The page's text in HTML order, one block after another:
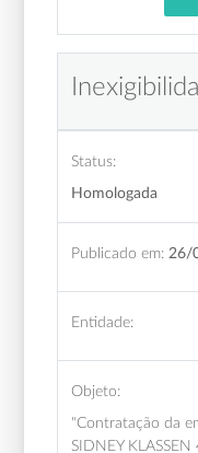
Status:
Homologada
Publicado em: 26/
Entidade:
Objeto:
"Contratação da
SIDNEY